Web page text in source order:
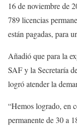
16 de noviembre de
789 licencias
están pagadas, para
Añadió que para la
SAF y la Secretaría
logró atender la
“Hemos logrado, en
permanente de 30 a